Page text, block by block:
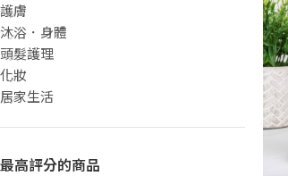
護膚
沐浴．身體
頭髮護理
化妝
居家生活
最高評分的商品